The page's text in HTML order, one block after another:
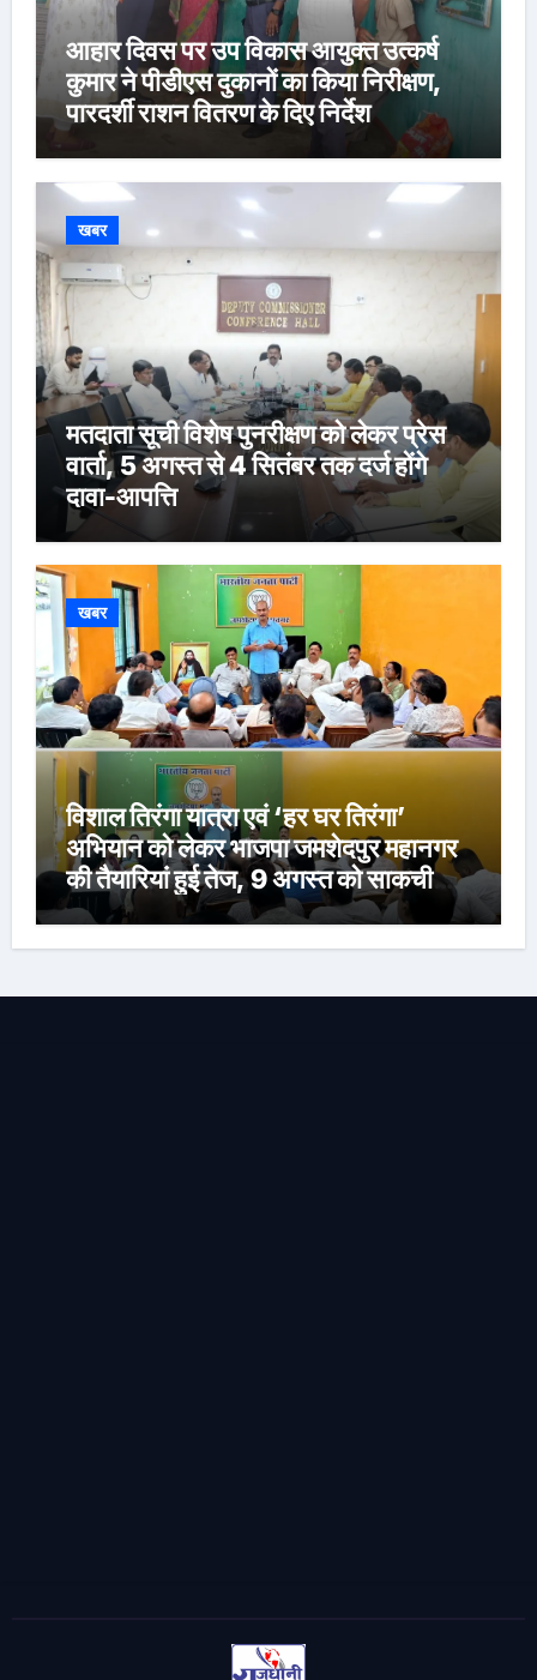
आहार दिवस पर उप विकास आयुक्त उत्कर्ष
कुमार ने पीडीएस दुकानों का किया निरीक्षण,
पारदर्शी राशन वितरण के दिए निर्देश
खबर
मतदाता सूची विशेष पुनरीक्षण को लेकर प्रेस
वार्ता, 5 अगस्त से 4 सितंबर तक दर्ज होंगे
दावा-आपत्ति
खबर
विशाल तिरंगा यात्रा एवं ‘हर घर तिरंगा’
अभियान को लेकर भाजपा जमशेदपुर महानगर
की तैयारियां हुई तेज, 9 अगस्त को साकची
नेताजी सुभाष मैदान से निकलेगी विशाल तिरंगा
यात्रा